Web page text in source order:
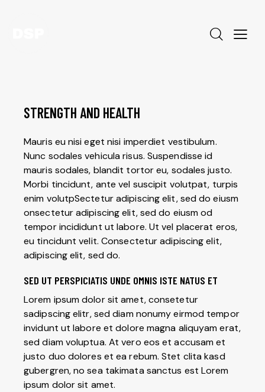
STRENGTH AND HEALTH
Mauris eu nisi eget nisi imperdiet vestibulum.
Nunc sodales vehicula risus. Suspendisse id
mauris sodales, blandit tortor eu, sodales justo.
Morbi tincidunt, ante vel suscipit volutpat, turpis
enim volutpSectetur adipiscing elit, sed do eiusm
onsectetur adipiscing elit, sed do eiusm od
tempor incididunt ut labore. Ut vel placerat eros,
eu tincidunt velit. Consectetur adipiscing elit,
adipiscing elit, sed do.
SED UT PERSPICIATIS UNDE OMNIS ISTE NATUS ET
Lorem ipsum dolor sit amet, consetetur
sadipscing elitr, sed diam nonumy eirmod tempor
invidunt ut labore et dolore magna aliquyam erat,
sed diam voluptua. At vero eos et accusam et
justo duo dolores et ea rebum. Stet clita kasd
gubergren, no sea takimata sanctus est Lorem
ipsum dolor sit amet.